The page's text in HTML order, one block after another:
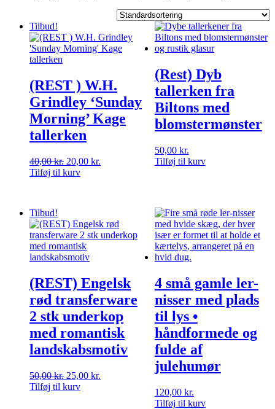
Tilbud!
(REST ) W.H.
Grindley ‘Sunday
Morning’ Kage
tallerken
40,00kr. Den
oprindelige
20,00 kr.
Tilføj til kurv
(Rest) Dyb
tallerken fra
Biltons med
blomstermønster
50,00 kr.
Tilføj til kurv
Tilbud!
(REST) Engelsk
rød transferware
2 stk underkop
med romantisk
landskabsmotiv
50,00kr. Den
oprindelige
25,00 kr.
Tilføj til kurv
4 små gamle ler-
nisser med plads
til lys •
håndformede og
fulde af
julehumør
120,00 kr.
Tilføj til kurv